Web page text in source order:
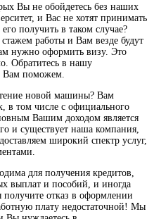
Вы не обойдетесь без наших
и Вас не хотят принимать
получить в таком случае?
работы и Вам везде будут
нужно оформить визу. Это
Обратитесь в нашу
Вам поможем.
новой машины? Вам
в том числе с официального
Вашим доходом является
и существует наша компания,
широкий спектр услуг,
для получения кредитов,
выплат и пособий, и иногда
отказ в оформлении
плату недостаточной! Мы